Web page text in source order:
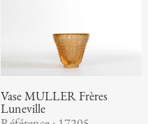
Vase MULLER Frères
Luneville